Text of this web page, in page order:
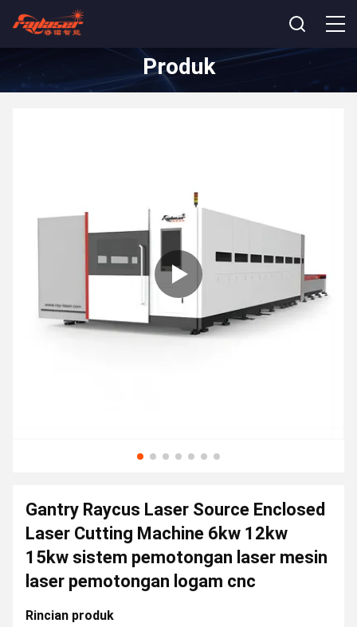
Produk
Gantry Raycus Laser Source Enclosed
Laser Cutting Machine 6kw 12kw
15kw sistem pemotongan laser mesin
laser pemotongan logam cnc
Rincian produk